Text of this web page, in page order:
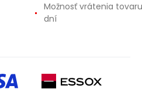
Možnosť vrátenia
dní